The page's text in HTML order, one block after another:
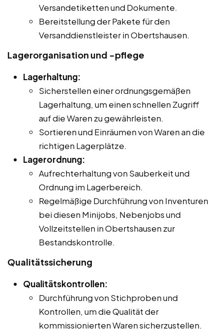
Versandetiketten und Dokumente.
Bereitstellung der Pakete für den
Versanddienstleister in Obertshausen.
Lagerorganisation und -pflege
Lagerhaltung:
Sicherstellen einer ordnungsgemäßen
Lagerhaltung, um einen schnellen Zugriff
auf die Waren zu gewährleisten.
Sortieren und Einräumen von Waren an die
richtigen Lagerplätze.
Lagerordnung:
Aufrechterhaltung von Sauberkeit und
Ordnung im Lagerbereich.
Regelmäßige Durchführung von Inventuren
bei diesen Minijobs, Nebenjobs und
Vollzeitstellen in Obertshausen zur
Bestandskontrolle.
Qualitätssicherung
Qualitätskontrollen:
Durchführung von Stichproben und
Kontrollen, um die Qualität der
kommissionierten Waren sicherzustellen.